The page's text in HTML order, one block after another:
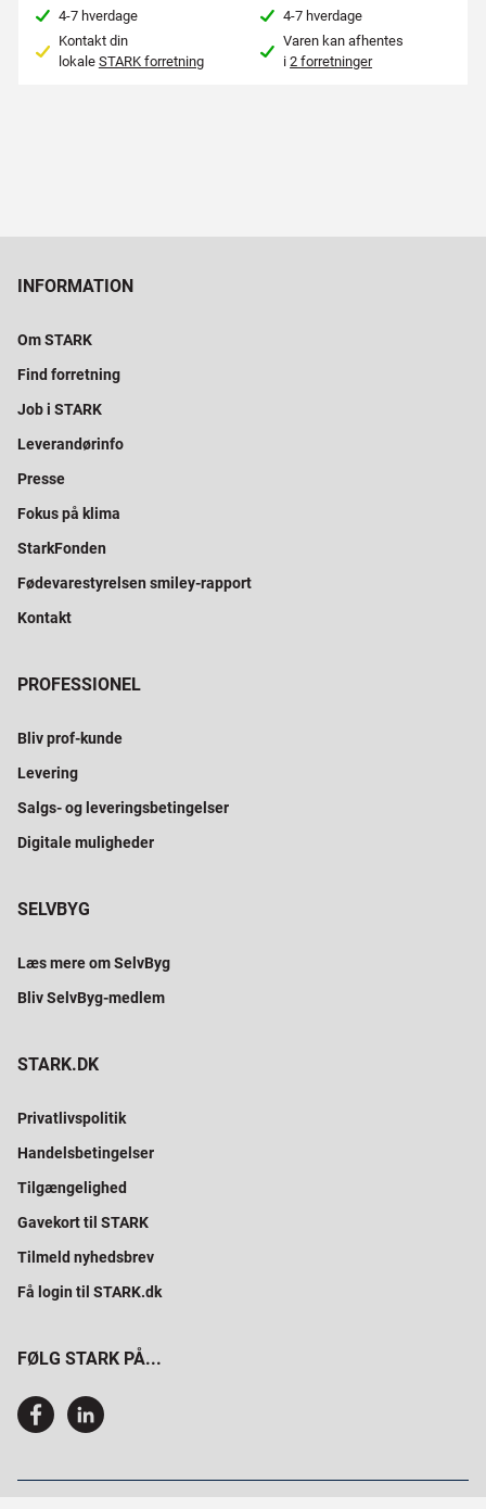
4-7 hverdage
Kontakt din
lokale STARK forretning
4-7 hverdage
Varen kan afhentes
i2 forretninger
INFORMATION
Om STARK
Find forretning
Job i STARK
Leverandørinfo
Presse
Fokus på klima
StarkFonden
Fødevarestyrelsen smiley-rapport
Kontakt
PROFESSIONEL
Bliv prof-kunde
Levering
Salgs- og leveringsbetingelser
Digitale muligheder
SELVBYG
Læs mere om SelvByg
Bliv SelvByg-medlem
STARK.DK
Privatlivspolitik
Handelsbetingelser
Tilgængelighed
Gavekort til STARK
Tilmeld nyhedsbrev
Få login til STARK.dk
FØLG STARK PÅ...